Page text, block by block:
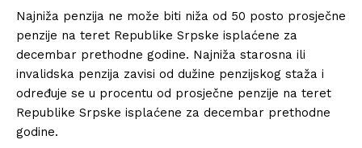
Najniža penzija ne može biti niža od 50 posto prosječne
penzije na teret Republike Srpske isplaćene za
decembar prethodne godine. Najniža starosna ili
invalidska penzija zavisi od dužine penzijskog staža i
određuje se u procentu od prosječne penzije na teret
Republike Srpske isplaćene za decembar prethodne
godine.